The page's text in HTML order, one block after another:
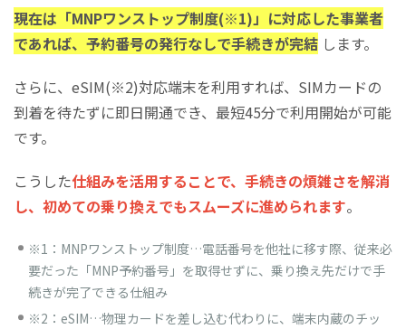
​​​​​​​現在は「MNPワンストップ制度(※1)」に対応した事業者
であれば、予約番号の発行なしで手続きが完結 します。
​​​​​​​さらに、eSIM(※2)対応端末を利用すれば、SIMカードの
到着を待たずに即日開通でき、最短45分で利用開始が可能
です。
​​​​​​​こうした仕組みを活用することで、手続きの煩雑さを解消
し、初めての乗り換えでもスムーズに進められます。
※1：MNPワンストップ制度…電話番号を他社に移す際、従来必
要だった「MNP予約番号」を取得せずに、乗り換え先だけで手
続きが完了できる仕組み
※2：eSIM…物理カードを差し込む代わりに、端末内蔵のチッ